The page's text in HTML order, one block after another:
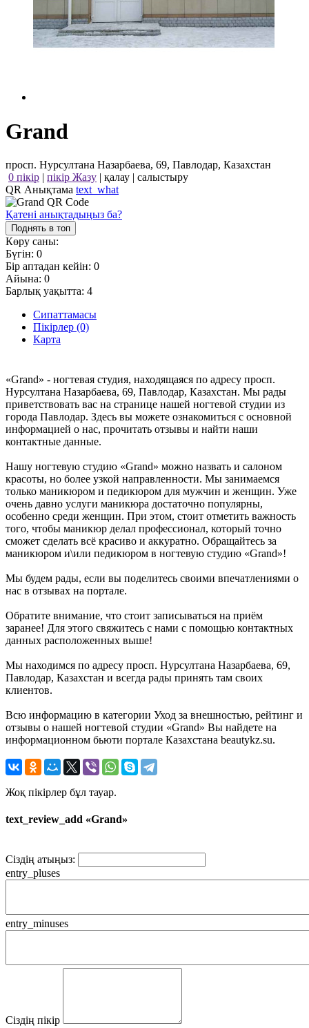
Grand
просп. Нурсултана Назарбаева, 69, Павлодар, Казахстан
0 пікір | пікір Жазу | қалау | салыстыру
QR Анықтама text_what
Қатені анықтадыңыз ба?
Поднять в топ
Көру саны:
Бүгін: 0
Бір аптадан кейін: 0
Айына: 0
Барлық уақытта: 4
Сипаттамасы
Пікірлер (0)
Карта
«Grand» - ногтевая студия, находящаяся по адресу просп.
Нурсултана Назарбаева, 69, Павлодар, Казахстан. Мы рады
приветствовать вас на странице нашей ногтевой студии из
города Павлодар. Здесь вы можете ознакомиться с основной
информацией о нас, прочитать отзывы и найти наши
контактные данные.
Нашу ногтевую студию «Grand» можно назвать и салоном
красоты, но более узкой направленности. Мы занимаемся
только маникюром и педикюром для мужчин и женщин. Уже
очень давно услуги маникюра достаточно популярны,
особенно среди женщин. При этом, стоит отметить важность
того, чтобы маникюр делал профессионал, который точно
сможет сделать всё красиво и аккуратно. Обращайтесь за
маникюром и\или педикюром в ногтевую студию «Grand»!
Мы будем рады, если вы поделитесь своими впечатлениями о
нас в отзывах на портале.
Обратите внимание, что стоит записываться на приём
заранее! Для этого свяжитесь с нами с помощью контактных
данных расположенных выше!
Мы находимся по адресу просп. Нурсултана Назарбаева, 69,
Павлодар, Казахстан и всегда рады принять там своих
клиентов.
Всю информацию в категории Уход за внешностью, рейтинг и
отзывы о нашей ногтевой студии «Grand» Вы найдете на
информационном бьюти портале Казахстана beautykz.su.
Жоқ пікірлер бұл тауар.
text_review_add «Grand»
Сіздің атыңыз:
entry_pluses
entry_minuses
Сіздің пікір